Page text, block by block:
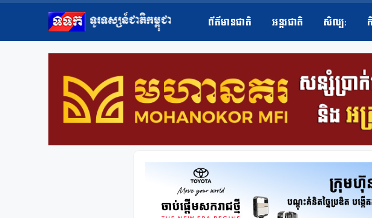
ព័ត៌មានជាតិ អន្តរជាតិ សិល្ប​: